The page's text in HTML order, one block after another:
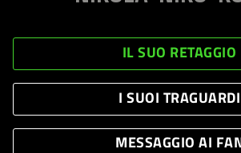
IL SUO RETAGGIO
I SUOI TRAGUARDI
MESSAGGIO AI FAN